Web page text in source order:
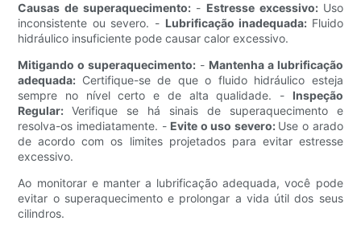
Causas de superaquecimento: - Estresse excessivo: Uso
inconsistente ou severo. - Lubrificação inadequada: Fluido
hidráulico insuficiente pode causar calor excessivo.
Mitigando o superaquecimento: - Mantenha a lubrificação
adequada: Certifique-se de que o fluido hidráulico esteja
sempre no nível certo e de alta qualidade. - Inspeção
Regular:Verifique se há sinais de superaquecimento e
resolva-os imediatamente. - Evite o uso severo: Use o arado
de acordo com os limites projetados para evitar estresse
excessivo.
Ao monitorar e manter a lubrificação adequada, você pode
evitar o superaquecimento e prolongar a vida útil dos seus
cilindros.